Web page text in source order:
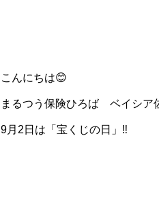
こんにちは😊
まるつう保険ひろば ベイシア
9月2日は「宝くじの日」‼️